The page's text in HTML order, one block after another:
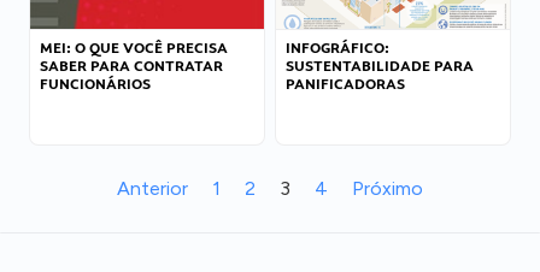
MEI: O QUE VOCÊ PRECISA
SABER PARA CONTRATAR
FUNCIONÁRIOS
INFOGRÁFICO:
SUSTENTABILIDADE PARA
PANIFICADORAS
Anterior 1 2 3 4 Próximo